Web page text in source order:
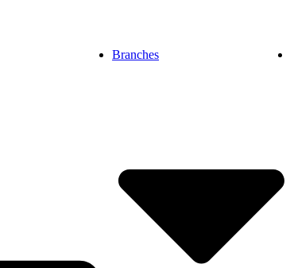
Branches